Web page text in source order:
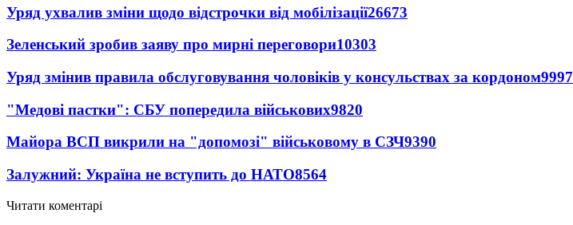
Уряд ухвалив зміни щодо відстрочки від мобілізації26673
Зеленський зробив заяву про мирні переговори10303
Уряд змінив правила обслуговування чоловіків у консульствах за кордоном9997
"Медові пастки": СБУ попередила військових9820
Майора ВСП викрили на "допомозі" військовому в СЗЧ9390
Залужний: Україна не вступить до НАТО8564
Читати коментарі